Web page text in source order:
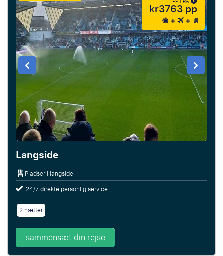
kr3763 pp
Langside
Pladser i langside
24/7 direkte personlig service
2 nætter
sammensæt din rejse